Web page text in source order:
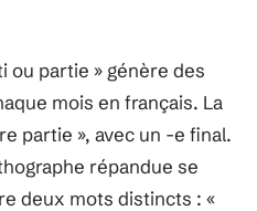
ou partie » génère des
mois en français. La
partie », avec un -e final.
répandue se
deux mots distincts : «